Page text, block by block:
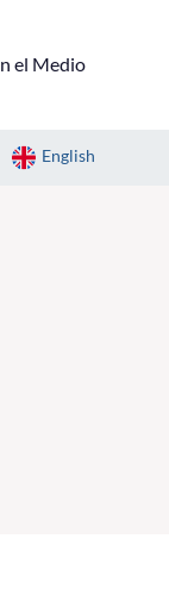
el Medio
English